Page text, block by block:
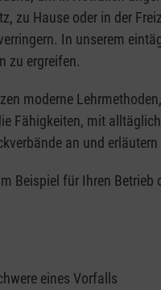
zu Hause oder in der
In unserem
zu ergreifen.
moderne
Fähigkeiten, mit
an und
Beispiel für Ihren Betrieb
eines Vorfalls